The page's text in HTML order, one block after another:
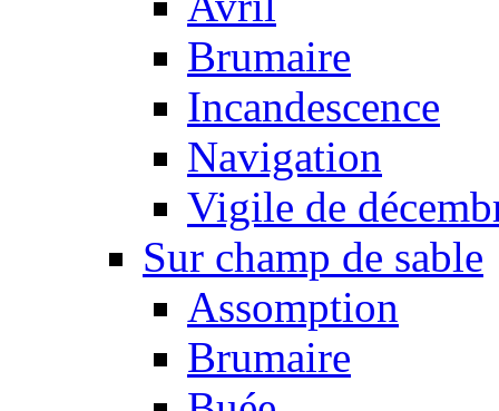
Brumaire
Incandescence
Navigation
Vigile de
Sur champ de sable
Assomption
Brumaire